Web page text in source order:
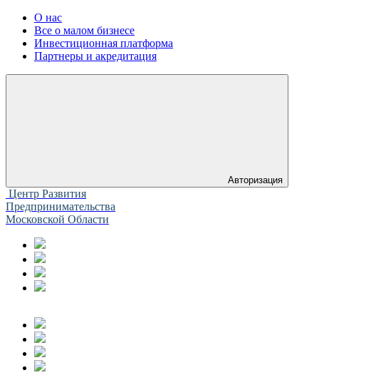
О нас
Все о малом бизнесе
Инвестиционная платформа
Партнеры и акредитация
Авторизация
Центр Развития
Предпринимательства
Московской Области